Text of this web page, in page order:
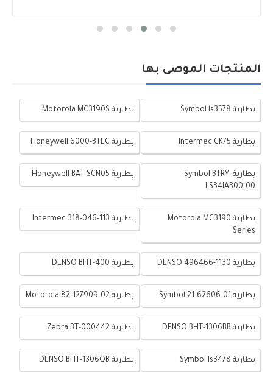
المنتجات الموصى بها
بطارية Symbol ls3578 بطارية Motorola MC3190S
بطارية Intermec CK75 بطارية Honeywell 6000-BTEC
بطارية Symbol BTRY-
LS34IAB00-00
بطارية Honeywell BAT-SCN05
بطارية Motorola MC3190
Series
بطارية Intermec 318-046-113
بطارية DENSO 496466-1130 بطارية DENSO BHT-400
بطارية Symbol 21-62606-01 بطارية Motorola 82-127909-02
بطارية DENSO BHT-1306BB بطارية Zebra BT-000442
بطارية Symbol ls3478 بطارية DENSO BHT-1306QB